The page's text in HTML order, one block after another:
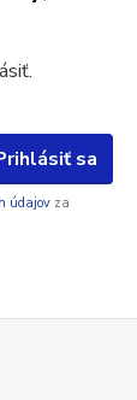
sa
údajov za